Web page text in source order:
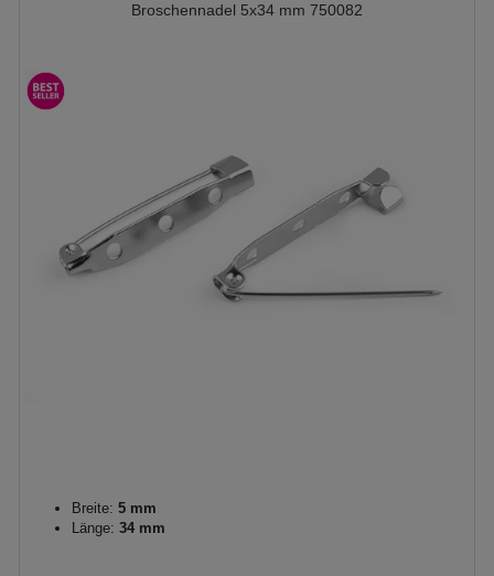
Broschennadel 5x34 mm 750082
Breite: 5 mm
Länge: 34 mm